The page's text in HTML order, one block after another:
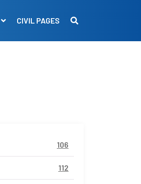
CIVIL PAGES
106
112